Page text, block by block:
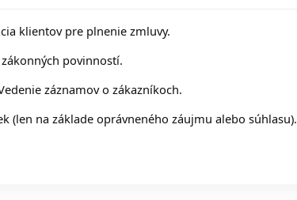
klientov pre plnenie zmluvy.
povinností.
záznamov o zákazníkoch.
(len na základe oprávneného záujmu alebo súhlasu).